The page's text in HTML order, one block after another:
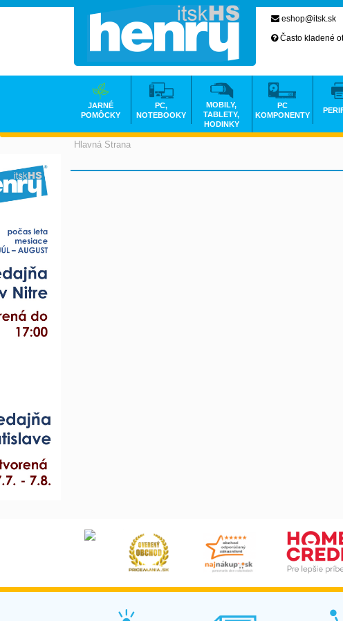
Hlavná Strana
eshop@itsk.sk
Často kladené
JARNÉ
POMÔCKY
PC,
NOTEBOOKY
MOBILY,
TABLETY,
HODINKY
PC
KOMPONENTY